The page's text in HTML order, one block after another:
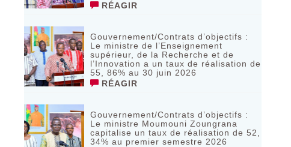
RÉAGIR
Gouvernement/Contrats d’objectifs :
Le ministre de l’Enseignement
supérieur, de la Recherche et de
l’Innovation a un taux de réalisation de
55, 86% au 30 juin 2026
RÉAGIR
Gouvernement/Contrats d’objectifs :
Le ministre Moumouni Zoungrana
capitalise un taux de réalisation de 52,
34% au premier semestre 2026